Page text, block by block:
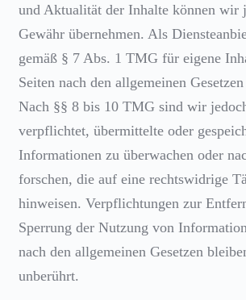
und Aktualität der Inhalte können wir
Gewähr übernehmen. Als
gemäß § 7 Abs. 1 TMG für eigene
Seiten nach den allgemeinen
Nach §§ 8 bis 10 TMG sind wir
verpflichtet, übermittelte oder
Informationen zu überwachen oder
forschen, die auf eine rechtswidrige
hinweisen. Verpflichtungen zur
Sperrung der Nutzung von
nach den allgemeinen Gesetzen
unberührt.